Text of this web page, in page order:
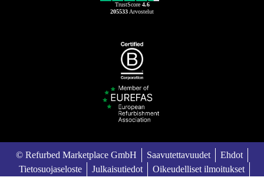
TrustScore 4.6
205533 Arvostelut
© Refurbed Marketplace GmbH Saavutettavuudet
Ehdot
Tietosuojaseloste
Julkaisutiedot
Oikeudelliset ilmoitukset